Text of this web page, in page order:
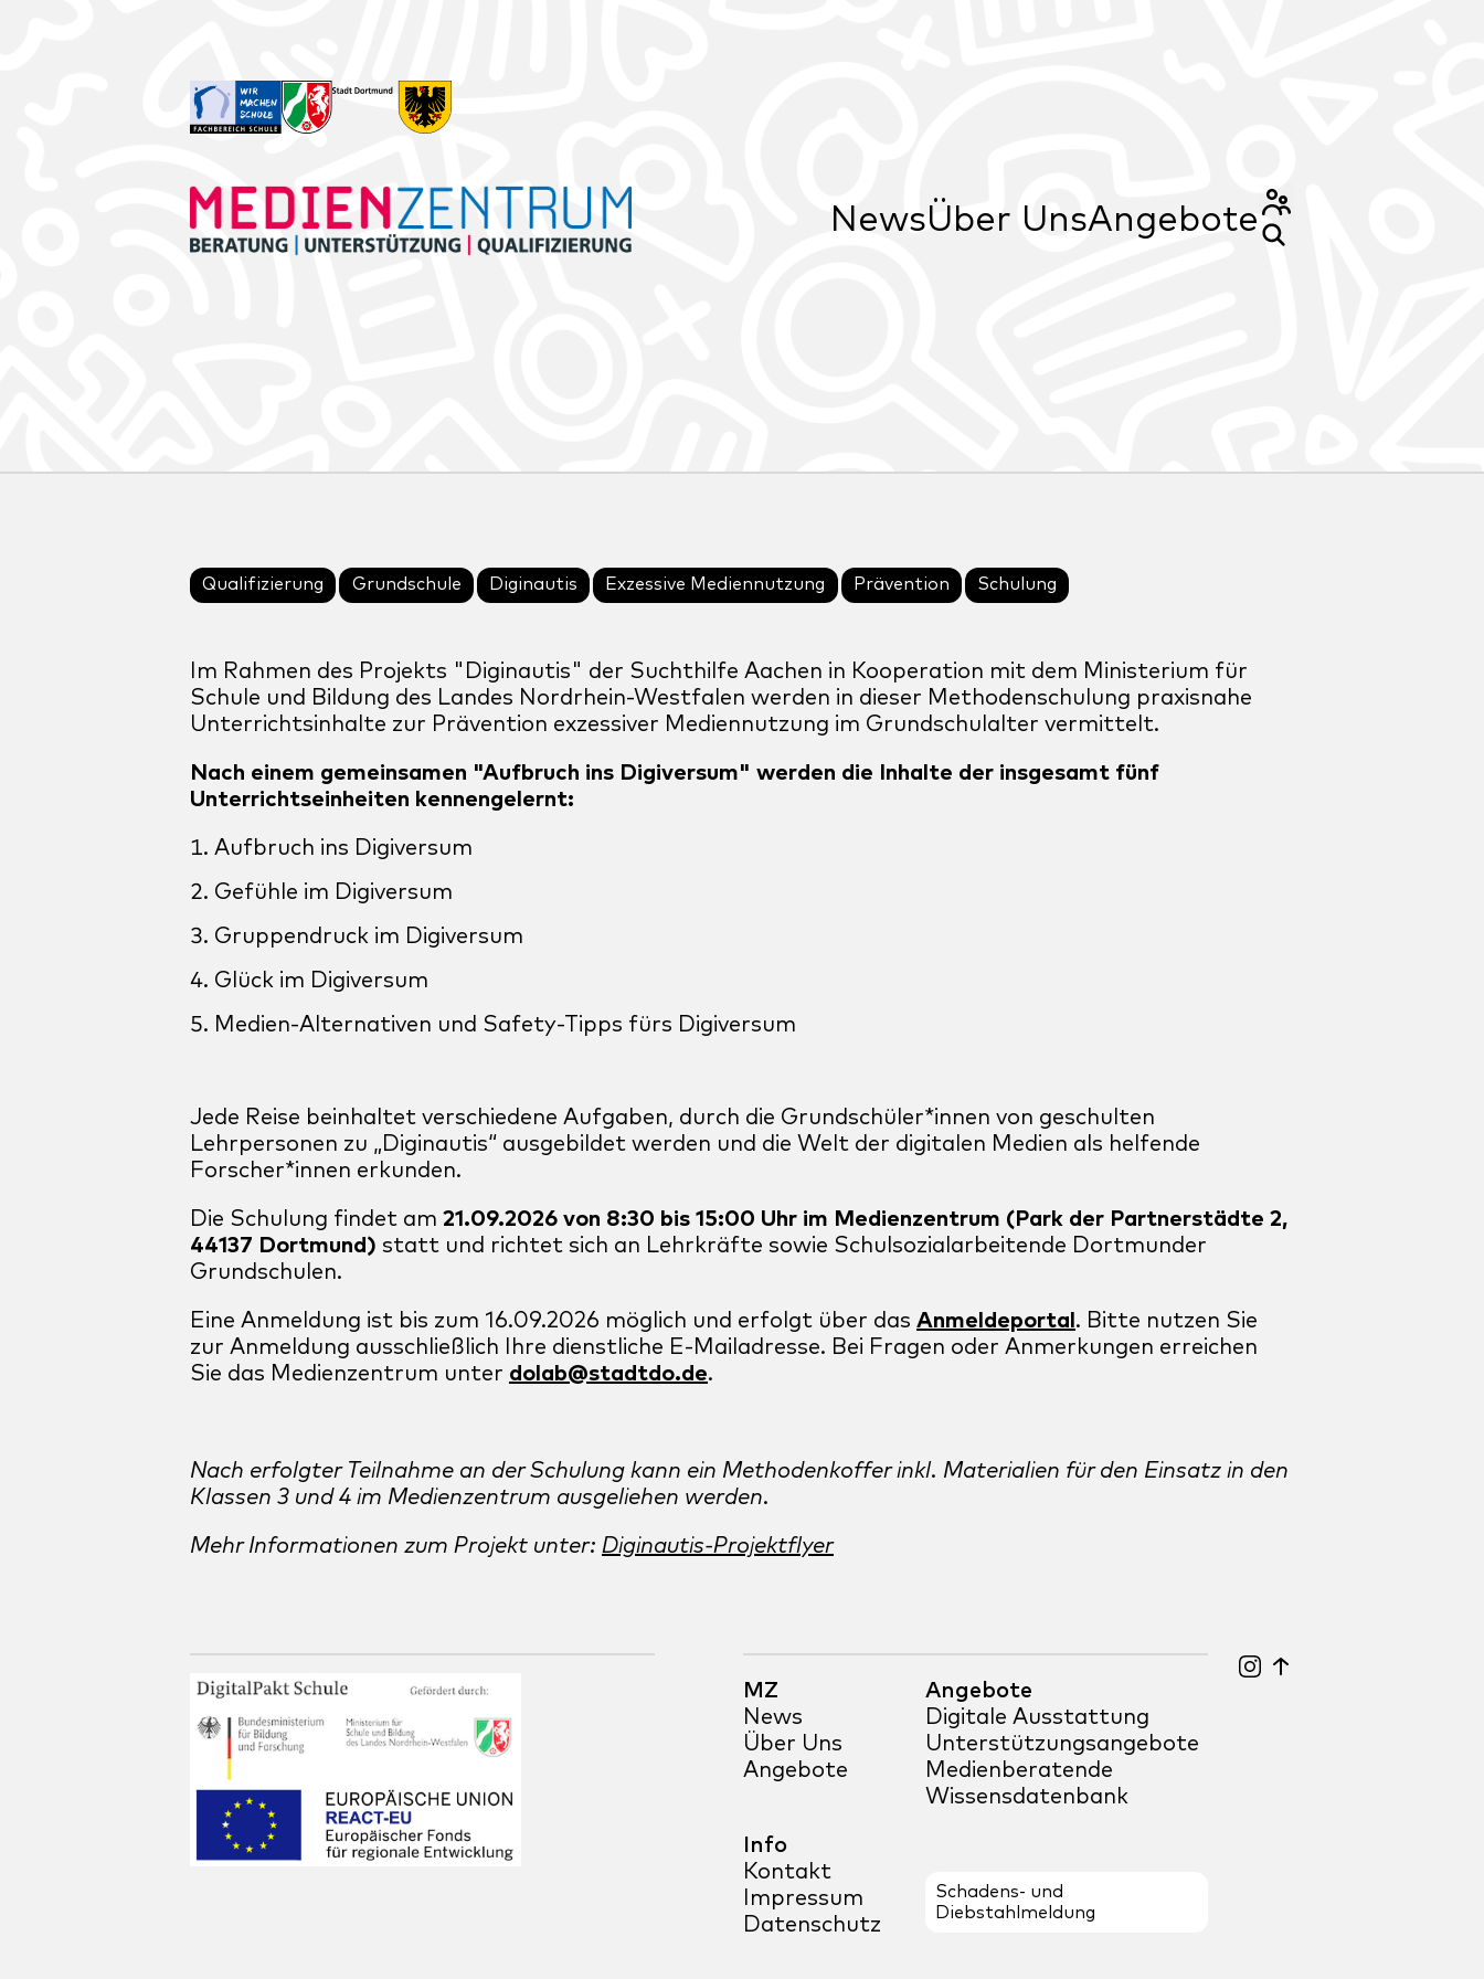
NewsÜber UnsAngebote
Qualifizierung Grundschule Diginautis Exzessive Mediennutzung Prävention Schulung
Im Rahmen des Projekts "Diginautis" der Suchthilfe Aachen in Kooperation mit dem Ministerium für
Schule und Bildung des Landes Nordrhein-Westfalen werden in dieser Methodenschulung praxisnahe
Unterrichtsinhalte zur Prävention exzessiver Mediennutzung im Grundschulalter vermittelt.
Nach einem gemeinsamen "Aufbruch ins Digiversum" werden die Inhalte der insgesamt fünf
Unterrichtseinheiten kennengelernt:
Aufbruch ins Digiversum
Gefühle im Digiversum
Gruppendruck im Digiversum
Glück im Digiversum
Medien-Alternativen und Safety-Tipps fürs Digiversum
Jede Reise beinhaltet verschiedene Aufgaben, durch die Grundschüler*innen von geschulten
Lehrpersonen zu „Diginautis“ ausgebildet werden und die Welt der digitalen Medien als helfende
Forscher*innen erkunden.
Die Schulung findet am 21.09.2026 von 8:30 bis 15:00 Uhr im Medienzentrum (Park der Partnerstädte 2,
44137 Dortmund) statt und richtet sich an Lehrkräfte sowie Schulsozialarbeitende Dortmunder
Grundschulen.
Eine Anmeldung ist bis zum 16.09.2026 möglich und erfolgt über das Anmeldeportal . Bitte nutzen Sie
zur Anmeldung ausschließlich Ihre dienstliche E-Mailadresse. Bei Fragen oder Anmerkungen erreichen
Sie das Medienzentrum unter dolab@stadtdo.de.
Nach erfolgter Teilnahme an der Schulung kann ein Methodenkoffer inkl. Materialien für den Einsatz in den
Klassen 3 und 4 im Medienzentrum ausgeliehen werden.
Mehr Informationen zum Projekt unter: Diginautis-Projektflyer
MZ
News
Über Uns
Angebote
Angebote
Digitale Ausstattung
Unterstützungsangebote
Medienberatende
Wissensdatenbank
Info
Kontakt
Impressum
Datenschutz
Schadens- und
Diebstahlmeldung